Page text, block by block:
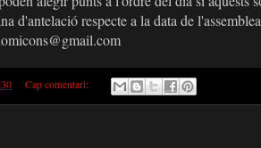
d'antelació respecte a la data de
Cap comentari: